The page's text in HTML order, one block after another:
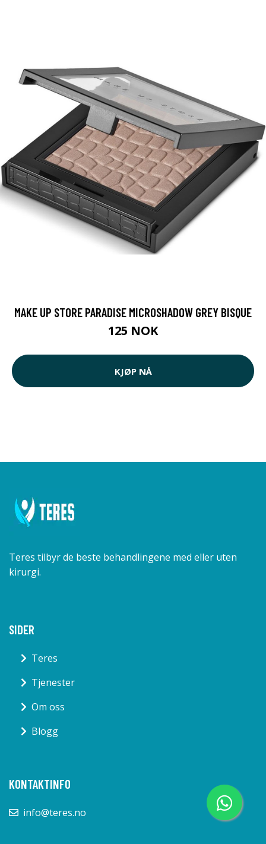
MAKE UP STORE PARADISE MICROSHADOW GREY BISQUE
125 NOK
KJØP NÅ
Teres tilbyr de beste behandlingene med eller uten
kirurgi.
SIDER
Teres
Tjenester
Om oss
Blogg
KONTAKTINFO
info@teres.no